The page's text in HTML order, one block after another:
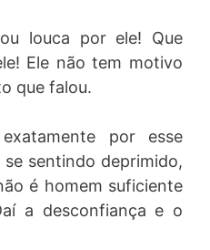
louca por ele! Que
Ele não tem motivo
que falou.
por esse
sentindo deprimido,
é homem suficiente
a desconfiança e o